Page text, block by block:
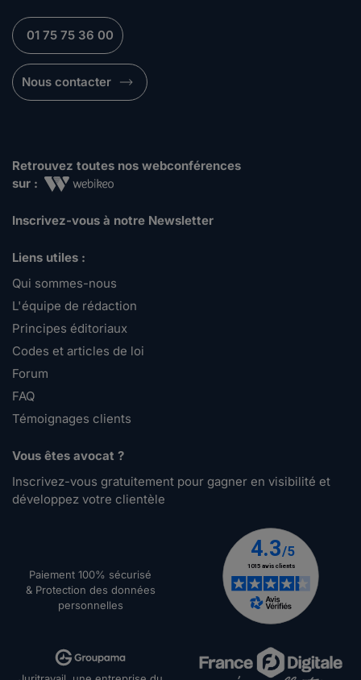
01 75 75 36 00
Nous contacter
Retrouvez toutes nos webconférences
sur :
Inscrivez-vous à notre Newsletter
Liens utiles :
Qui sommes-nous
L'équipe de rédaction
Principes éditoriaux
Codes et articles de loi
Forum
FAQ
Témoignages clients
Vous êtes avocat ?
Inscrivez-vous gratuitement pour gagner en visibilité et
développez votre clientèle
Paiement 100% sécurisé
& Protection des données
personnelles